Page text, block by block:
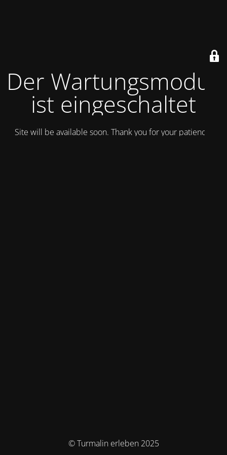
Der Wartungsmodus
ist eingeschaltet
Site will be available soon. Thank you for your patience!
© Turmalin erleben 2025